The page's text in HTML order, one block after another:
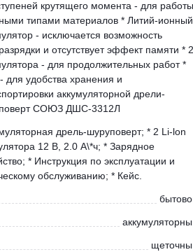
крутящего момента - для работы
типами материалов * Литий-ионный
- исключается возможность
и отсутствует эффект памяти * 2
- для продолжительных работ *
для удобства хранения и
аккумуляторной дрели-
СОЮЗ ДШС-3312Л
дрель-шуруповерт; * 2 Li-lon
12 В, 2.0 А\*ч; * Зарядное
* Инструкция по эксплуатации и
обслуживанию; * Кейс.